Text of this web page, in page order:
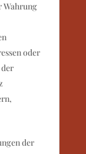
Wahrung
oder
der